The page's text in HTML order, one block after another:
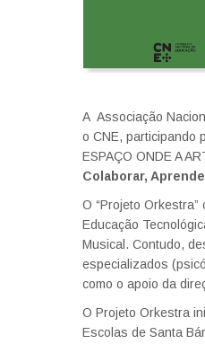
A Associação
o CNE, participando
ESPAÇO ONDE A
Colaborar,
O “Projeto
Educação
Musical. Contudo,
especializados
como o apoio da
O Projeto Orkestra
Escolas de Santa